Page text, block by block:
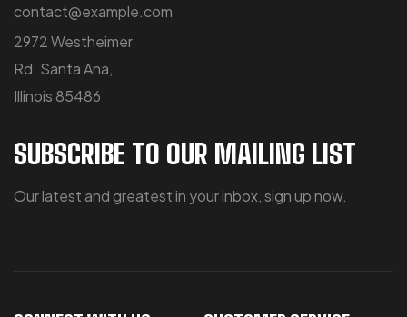
contact@example.com
2972 Westheimer
Rd. Santa Ana,
Illinois 85486
SUBSCRIBE TO OUR MAILING LIST
Our latest and greatest in your inbox, sign up now.